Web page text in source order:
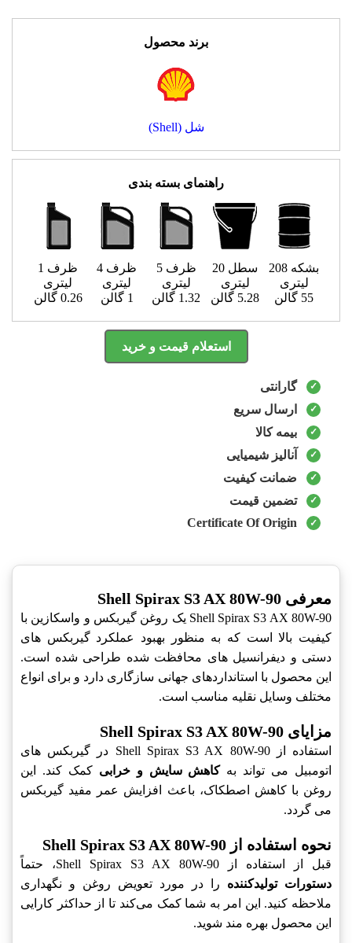
برند محصول
شل (Shell)
راهنمای بسته بندی
بشکه 208
لیتری
55 گالن
سطل 20
لیتری
5.28 گالن
ظرف 5
لیتری
1.32 گالن
ظرف 4
لیتری
1 گالن
ظرف 1
لیتری
0.26 گالن
استعلام قیمت و خرید
گارانتی
ارسال سریع
بیمه کالا
آنالیز شیمیایی
ضمانت کیفیت
تضمین قیمت
Certificate Of Origin
معرفی Shell Spirax S3 AX 80W-90
Shell Spirax S3 AX 80W-90 یک روغن گیربکس و واسکازین با
کیفیت بالا است که به منظور بهبود عملکرد گیربکس های
دستی و دیفرانسیل های محافظت شده طراحی شده است.
این محصول با استانداردهای جهانی سازگاری دارد و برای انواع
مختلف وسایل نقلیه مناسب است.
مزایای Shell Spirax S3 AX 80W-90
استفاده از Shell Spirax S3 AX 80W-90 در گیربکس های
اتومبیل می تواند بهکاهش سایش و خرابی کمک کند. این
روغن با کاهش اصطکاک، باعث افزایش عمر مفید گیربکس
می گردد.
نحوه استفاده از Shell Spirax S3 AX 80W-90
قبل از استفاده از Shell Spirax S3 AX 80W-90، حتماً
دستورات تولیدکننده را در مورد تعویض روغن و نگهداری
ملاحظه کنید. این امر به شما کمک می‌کند تا از حداکثر کارایی
این محصول بهره مند شوید.